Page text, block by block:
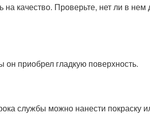
качество. Проверьте, нет ли в нем
приобрел гладкую поверхность.
службы можно нанести покраску